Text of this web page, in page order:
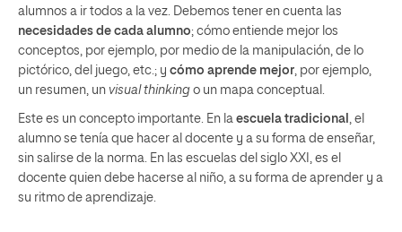
alumnos a ir todos a la vez. Debemos tener en cuenta las
necesidades de cada alumno; cómo entiende mejor los
conceptos, por ejemplo, por medio de la manipulación, de lo
pictórico, del juego, etc.; y cómo aprende mejor, por ejemplo,
un resumen, un visual thinking o un mapa conceptual.
Este es un concepto importante. En la escuela tradicional , el
alumno se tenía que hacer al docente y a su forma de enseñar,
sin salirse de la norma. En las escuelas del siglo XXI, es el
docente quien debe hacerse al niño, a su forma de aprender y a
su ritmo de aprendizaje.